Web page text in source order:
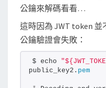
公鑰來解碼看看…
這時因為 JWT token
公鑰驗證會失敗：
$ echo
public_key2. pem